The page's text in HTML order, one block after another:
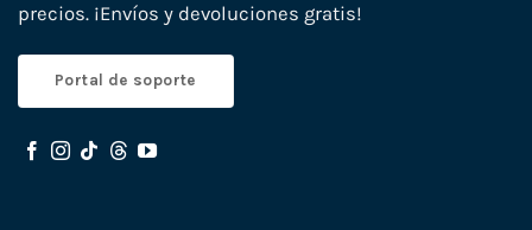
precios. ¡Envíos y devoluciones gratis!
Portal de soporte